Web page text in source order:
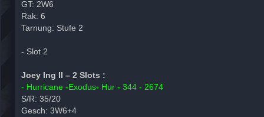
GT: 2W6
Rak: 6
Tarnung: Stufe 2
- Slot 2
Joey Ing II – 2 Slots :
- Hurricane -Exodus- Hur - 344 - 2674
S/R: 35/20
Gesch: 3W6+4